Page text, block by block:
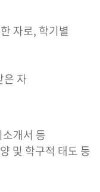
자로, 학기별
자
개서 등
및 학구적 태도 등